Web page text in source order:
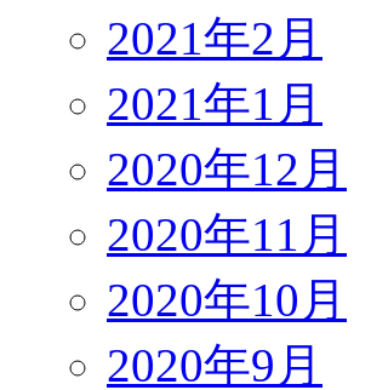
2021年2月
2021年1月
2020年12月
2020年11月
2020年10月
2020年9月